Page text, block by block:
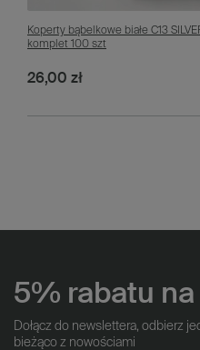
Koperty bąbelkowe białe C13
komplet 100 szt
26,00 zł
5% rabatu
Dołącz do newslettera, odbierz
bieżąco z nowościami